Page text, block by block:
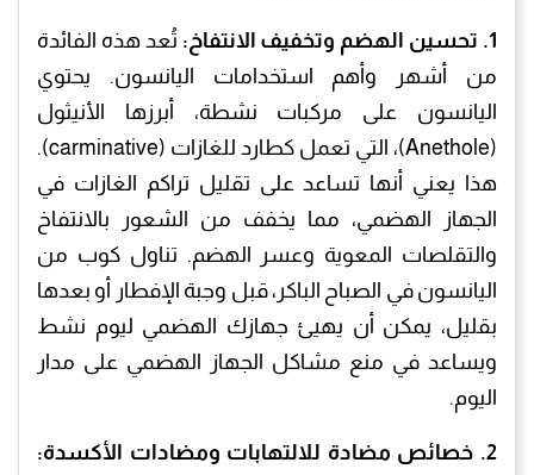
1. تحسين الهضم وتخفيف الانتفاخ:
تُعد هذه الفائدة
من أشهر وأهم استخدامات اليانسون. يحتوي
اليانسون على مركبات نشطة، أبرزها الأنيثول
(Anethole)، التي تعمل كطارد للغازات (carminative).
هذا يعني أنها تساعد على تقليل تراكم الغازات في
الجهاز الهضمي، مما يخفف من الشعور بالانتفاخ
والتقلصات المعوية وعسر الهضم. تناول كوب من
اليانسون في الصباح الباكر، قبل وجبة الإفطار أو بعدها
بقليل، يمكن أن يهيئ جهازك الهضمي ليوم نشط
ويساعد في منع مشاكل الجهاز الهضمي على مدار
اليوم.
2. خصائص مضادة للالتهابات ومضادات الأكسدة: